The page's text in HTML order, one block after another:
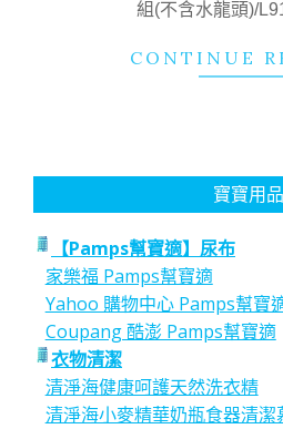
組(不含水龍頭)/
CONTINUE
寶寶用品
【Pamps幫寶適】尿布
家樂福 Pamps幫寶適
Yahoo 購物中心 Pamps幫寶
Coupang 酷澎 Pamps幫寶適
衣物清潔
清淨海健康呵護天然洗衣精
清淨海小麥精華奶瓶食器清潔